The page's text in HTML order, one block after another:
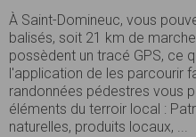
À Saint-Domineuc, vous
balisés, soit 21 km de
possèdent un tracé GPS, ce
l'application de les parcourir
randonnées pédestres vous
éléments du terroir local :
naturelles, produits locaux, ...